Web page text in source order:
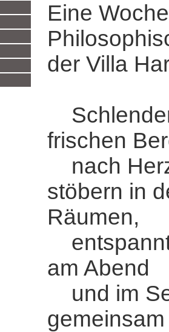
Eine
der Villa
frischen
nach
stöbern in
Räumen,
am Abend
und im